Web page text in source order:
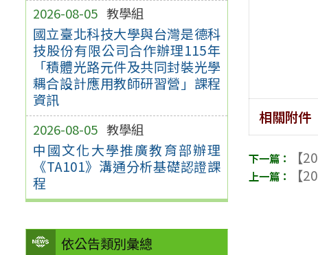
2026-08-05 教學組
國立臺北科技大學與台灣是德科
技股份有限公司合作辦理115年
「積體光路元件及共同封裝光學
耦合設計應用教師研習營」課程
資訊
2026-08-05 教學組
中國文化大學推廣教育部辦理
《TA101》溝通分析基礎認證課
程
依公告類別彙總
相關附件
【
【